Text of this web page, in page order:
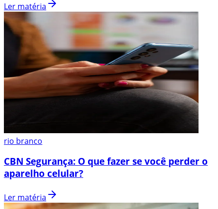
Ler matéria
rio branco
CBN Segurança: O que fazer se você perder o
aparelho celular?
Ler matéria